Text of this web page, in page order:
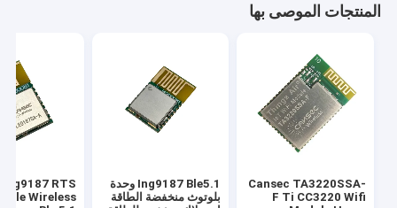
المنتجات الموصى بها
Cansec TA3220SSA-
F Ti CC3220 Wifi
Ing9187 Ble5.1 وحدة
بلوتوث منخفضة الطاقة
RTS
Wireless